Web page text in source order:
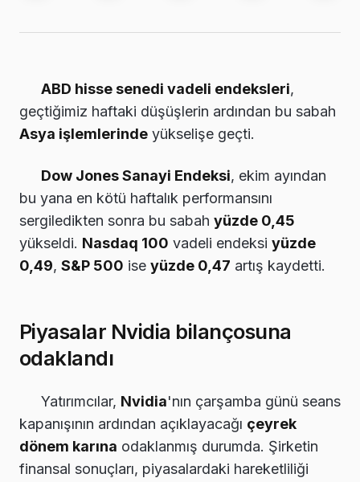
ABD hisse senedi vadeli endeksleri,
geçtiğimiz haftaki düşüşlerin ardından bu sabah
Asya işlemlerinde yükselişe geçti.
Dow Jones Sanayi Endeksi, ekim ayından
bu yana en kötü haftalık performansını
sergiledikten sonra bu sabah yüzde 0,45
yükseldi. Nasdaq 100 vadeli endeksi yüzde
0,49, S&P 500 ise yüzde 0,47 artış kaydetti.
Piyasalar Nvidia bilançosuna
odaklandı
Yatırımcılar, Nvidia'nın çarşamba günü seans
kapanışının ardından açıklayacağı çeyrek
dönem karına odaklanmış durumda. Şirketin
finansal sonuçları, piyasalardaki hareketliliği